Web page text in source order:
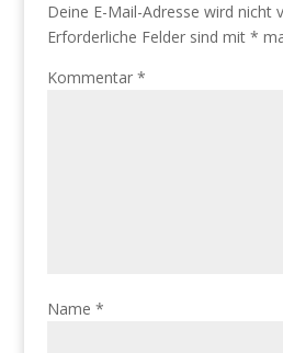
Deine E-Mail-Adresse wird nicht
Erforderliche Felder sind mit *
Kommentar *
Name *